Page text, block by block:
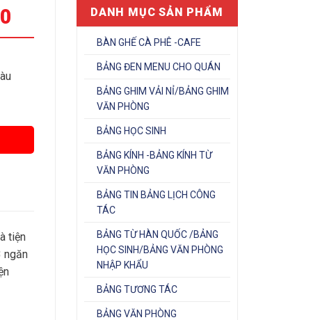
DANH MỤC SẢN PHẨM
BÀN GHẾ CÀ PHÊ -CAFE
BẢNG ĐEN MENU CHO QUÁN
BẢNG GHIM VẢI NỈ/BẢNG GHIM
VĂN PHÒNG
BẢNG HỌC SINH
BẢNG KÍNH -BẢNG KÍNH TỪ
VĂN PHÒNG
BẢNG TIN BẢNG LỊCH CÔNG
TÁC
BẢNG TỪ HÀN QUỐC /BẢNG
HỌC SINH/BẢNG VĂN PHÒNG
NHẬP KHẨU
BẢNG TƯƠNG TÁC
BẢNG VĂN PHÒNG
tiện
ngăn